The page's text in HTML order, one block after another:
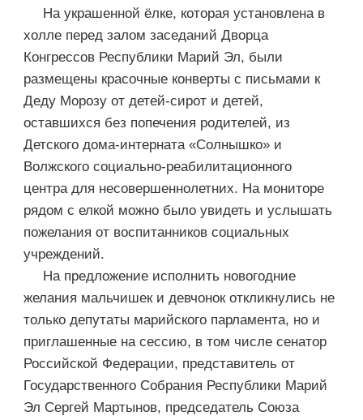
На украшенной ёлке, которая установлена в
холле перед залом заседаний Дворца
Конгрессов Республики Марий Эл, были
размещены красочные конверты с письмами к
Деду Морозу от детей-сирот и детей,
оставшихся без попечения родителей, из
Детского дома-интерната «Солнышко» и
Волжского социально-реабилитационного
центра для несовершеннолетних. На мониторе
рядом с елкой можно было увидеть и услышать
пожелания от воспитанников социальных
учреждений.
На предложение исполнить новогодние
желания мальчишек и девчонок откликнулись не
только депутаты марийского парламента, но и
приглашенные на сессию, в том числе сенатор
Российской Федерации, представитель от
Государственного Собрания Республики Марий
Эл Сергей Мартынов, председатель Союза